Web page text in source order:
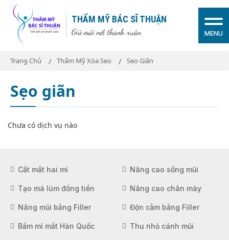
THẨM MỸ BÁC SĨ THUẬN
Giữ mãi nét thanh xuân MENU
Trang Chủ Thẩm Mỹ Xóa Sẹo Sẹo Giãn
Sẹo giãn
Chưa có dịch vụ nào
Cắt mắt hai mí Nâng cao sống mũi
Tạo má lúm đồng tiền Nâng cao chân mày
Nâng mũi bằng Filler Độn cằm bằng Filler
Bấm mí mắt Hàn Quốc Thu nhỏ cánh mũi